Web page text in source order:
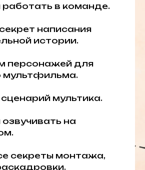
работать в команде.
написания
истории.
персонажей для
мультфильма.
мультика.
на
секреты монтажа,